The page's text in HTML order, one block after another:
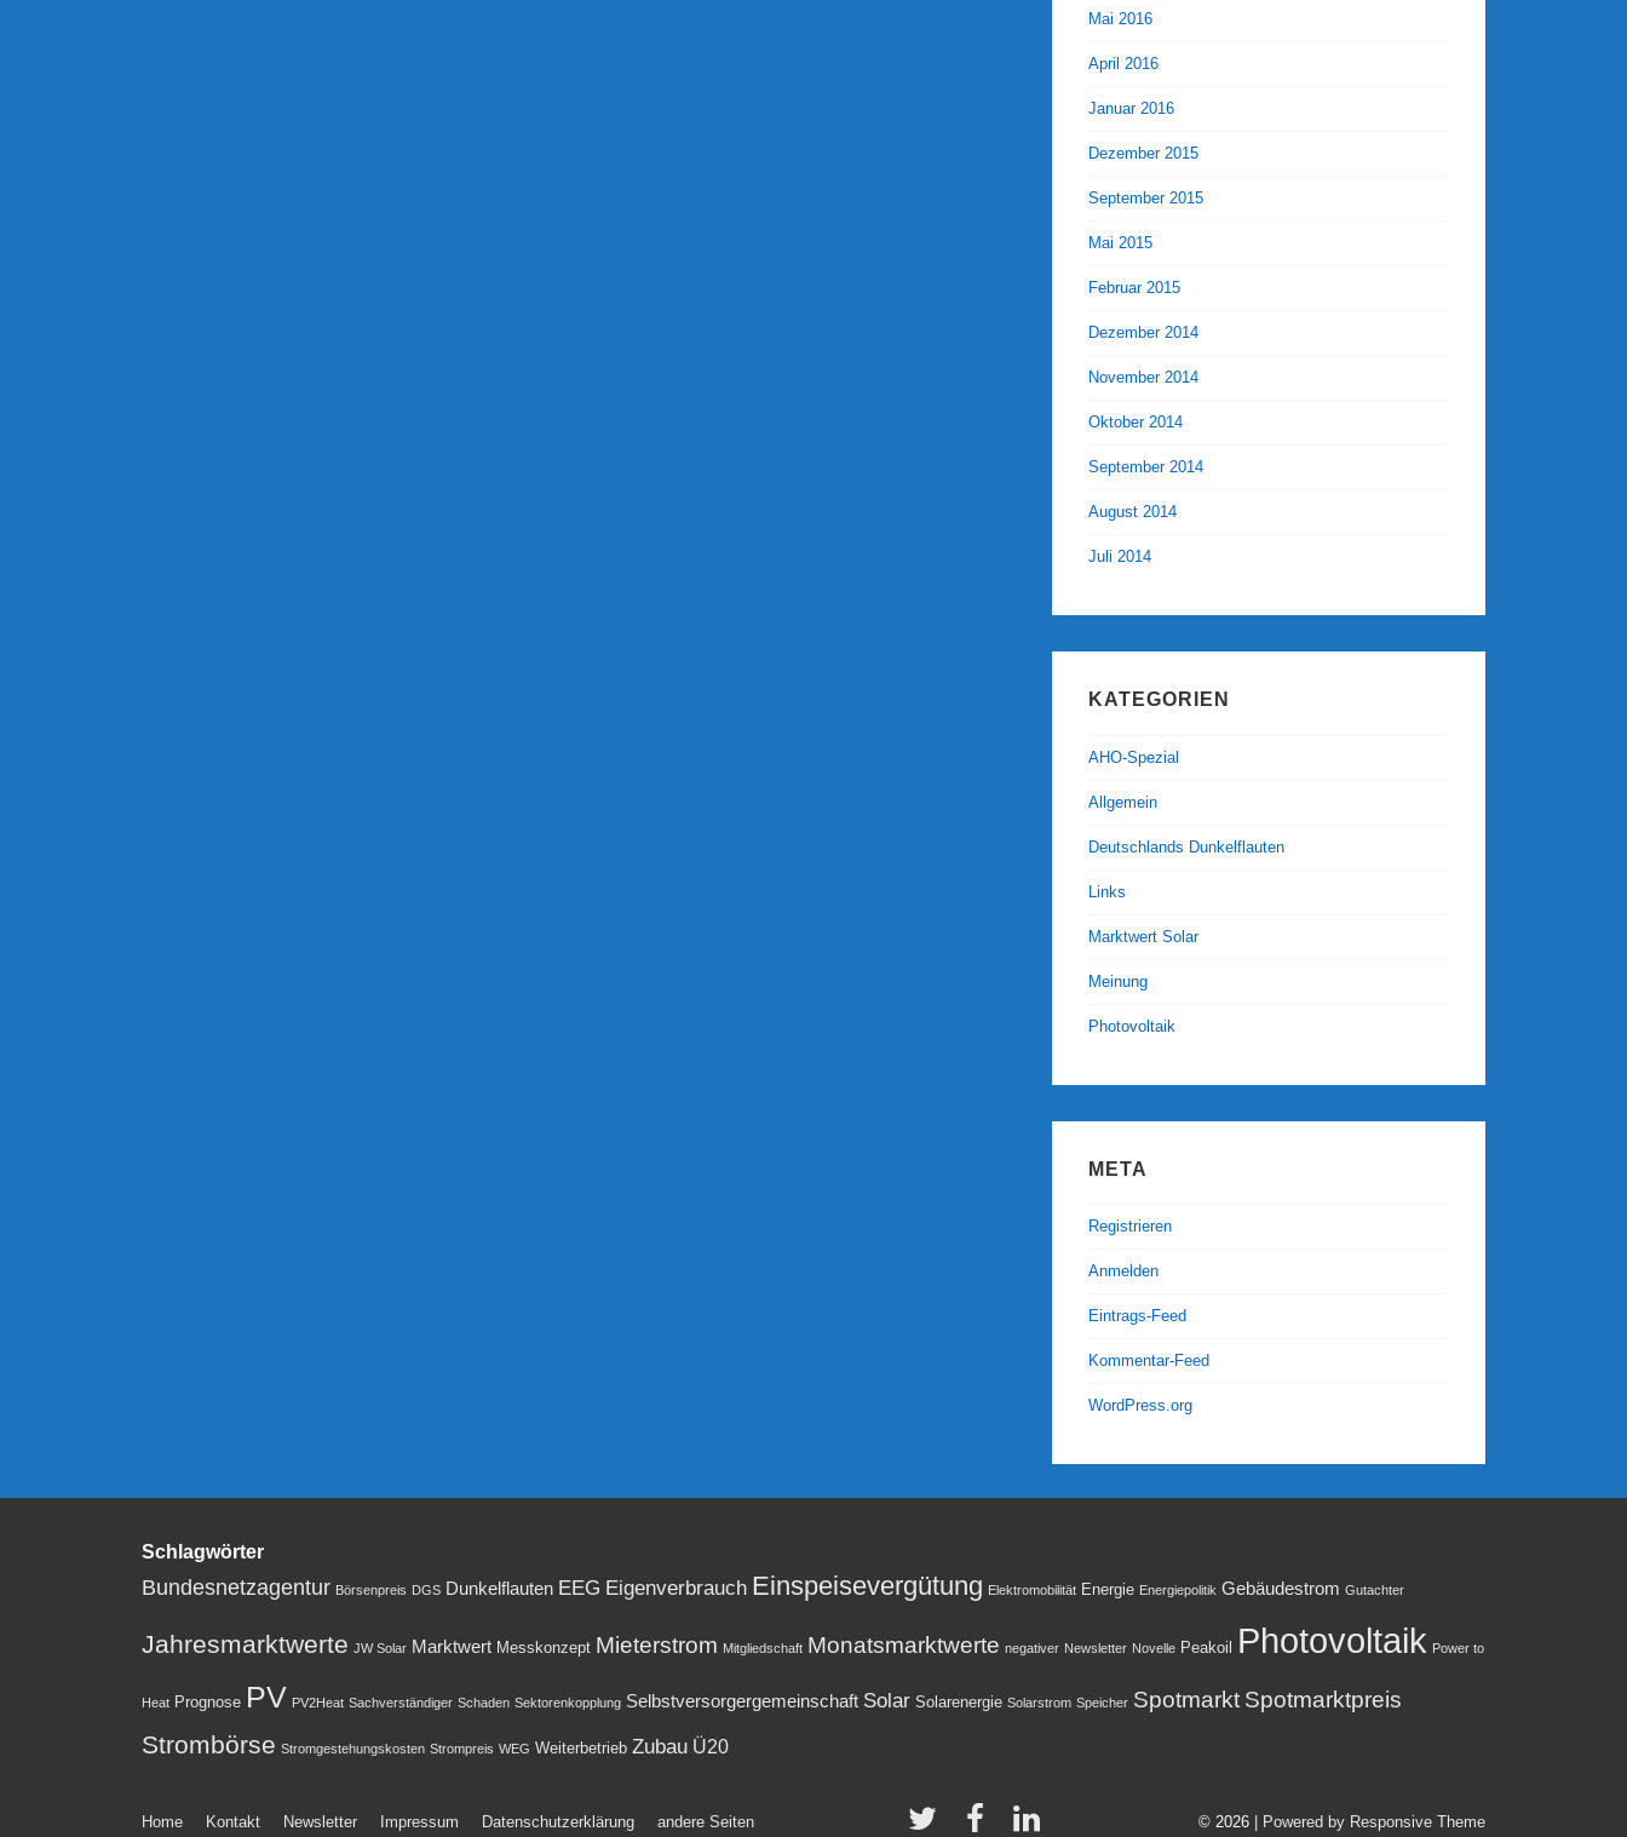
Mai 2016
April 2016
Januar 2016
Dezember 2015
September 2015
Mai 2015
Februar 2015
Dezember 2014
November 2014
Oktober 2014
September 2014
August 2014
Juli 2014
KATEGORIEN
AHO-Spezial
Allgemein
Deutschlands Dunkelflauten
Links
Marktwert Solar
Meinung
Photovoltaik
META
Registrieren
Anmelden
Eintrags-Feed
Kommentar-Feed
WordPress.org
Schlagwörter
Bundesnetzagentur Börsenpreis DGS Dunkelflauten EEG Eigenverbrauch Einspeisevergütung Elektromobilität Energie Energiepolitik Gebäudestrom Gutachter
Jahresmarktwerte JW Solar Marktwert Messkonzept Mieterstrom Mitgliedschaft Monatsmarktwerte negativer Newsletter Novelle Peakoil Photovoltaik Power to
Heat Prognose PV PV2Heat Sachverständiger Schaden Sektorenkopplung Selbstversorgergemeinschaft Solar Solarenergie Solarstrom Speicher Spotmarkt Spotmarktpreis
Strombörse Stromgestehungskosten Strompreis WEG Weiterbetrieb Zubau Ü20
Footer-
Home Kontakt Newsletter Impressum Datenschutzerklärung andere Seiten © 2026 | Powered by Responsive Theme